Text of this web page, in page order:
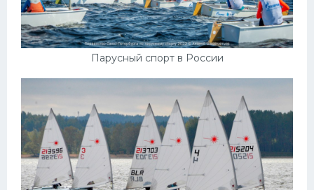
Парусный спорт в России